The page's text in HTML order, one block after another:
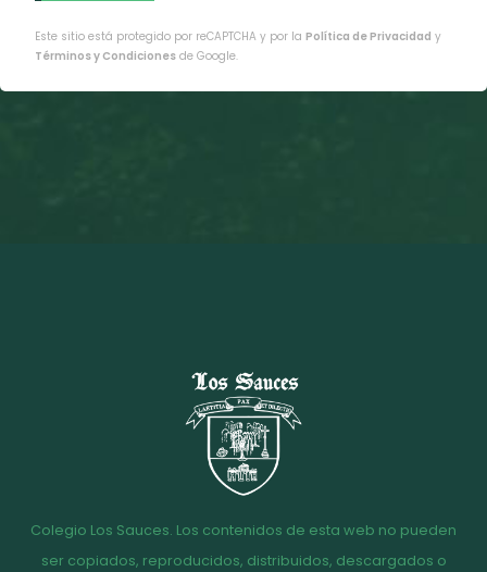
Este sitio está protegido por reCAPTCHA y por la Política de Privacidad y
Términos y Condiciones de Google.
Colegio Los Sauces. Los contenidos de esta web no pueden
ser copiados, reproducidos, distribuidos, descargados o